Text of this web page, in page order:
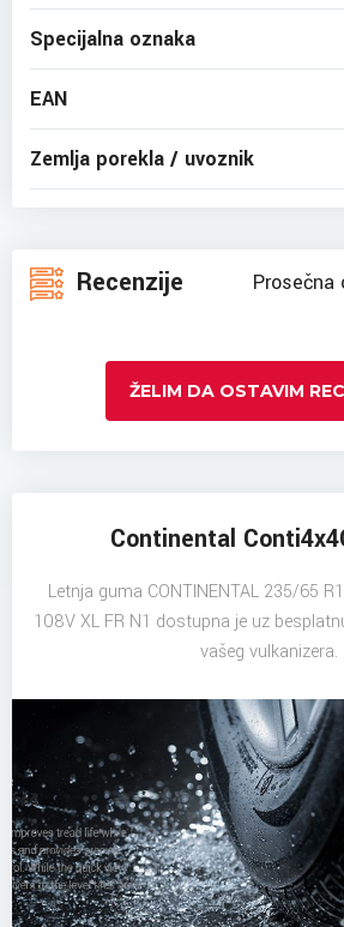
Specijalna oznaka
EAN
Zemlja porekla / uvoznik
Recenzije Prosečna
ŽELIM DA OSTAVIM
Continental
Letnja guma CONTINENTAL 235/65
108V XL FR N1 dostupna je uz
vašeg vulkanizera.